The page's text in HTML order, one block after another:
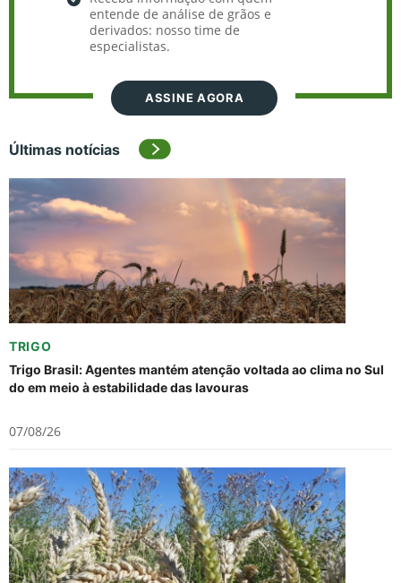
entende de análise de grãos e
derivados: nosso time de
especialistas.
ASSINE AGORA
Últimas notícias
TRIGO
Trigo Brasil: Agentes mantém atenção voltada ao clima no Sul
do em meio à estabilidade das lavouras
07/08/26